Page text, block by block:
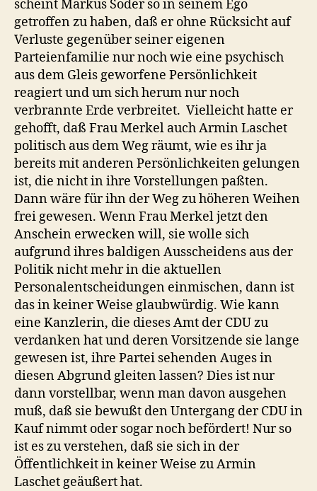
scheint Markus Söder so in seinem Ego
getroffen zu haben, daß er ohne Rücksicht auf
Verluste gegenüber seiner eigenen
Parteienfamilie nur noch wie eine psychisch
aus dem Gleis geworfene Persönlichkeit
reagiert und um sich herum nur noch
verbrannte Erde verbreitet. Vielleicht hatte er
gehofft, daß Frau Merkel auch Armin Laschet
politisch aus dem Weg räumt, wie es ihr ja
bereits mit anderen Persönlichkeiten gelungen
ist, die nicht in ihre Vorstellungen paßten.
Dann wäre für ihn der Weg zu höheren Weihen
frei gewesen. Wenn Frau Merkel jetzt den
Anschein erwecken will, sie wolle sich
aufgrund ihres baldigen Ausscheidens aus der
Politik nicht mehr in die aktuellen
Personalentscheidungen einmischen, dann ist
das in keiner Weise glaubwürdig. Wie kann
eine Kanzlerin, die dieses Amt der CDU zu
verdanken hat und deren Vorsitzende sie lange
gewesen ist, ihre Partei sehenden Auges in
diesen Abgrund gleiten lassen? Dies ist nur
dann vorstellbar, wenn man davon ausgehen
muß, daß sie bewußt den Untergang der CDU in
Kauf nimmt oder sogar noch befördert! Nur so
ist es zu verstehen, daß sie sich in der
Öffentlichkeit in keiner Weise zu Armin
Laschet geäußert hat.